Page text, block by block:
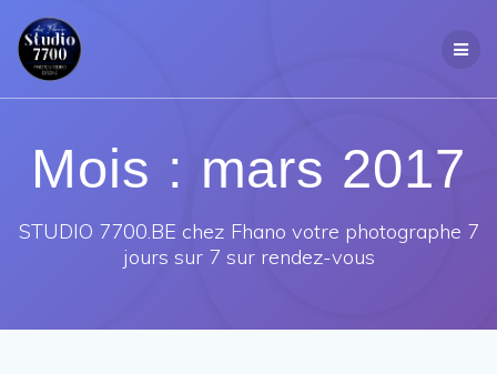
Mois : mars 2017
STUDIO 7700.BE chez Fhano votre photographe 7
jours sur 7 sur rendez-vous